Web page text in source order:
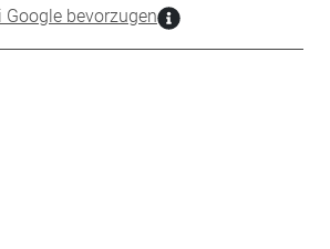
Google bevorzugen